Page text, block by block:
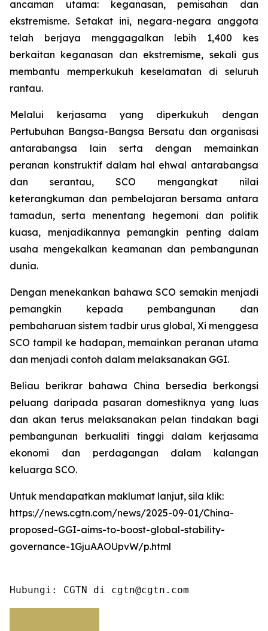
ancaman utama: keganasan, pemisahan dan
ekstremisme. Setakat ini, negara-negara anggota
telah berjaya menggagalkan lebih 1,400 kes
berkaitan keganasan dan ekstremisme, sekali gus
membantu memperkukuh keselamatan di seluruh
rantau.
Melalui kerjasama yang diperkukuh dengan
Pertubuhan Bangsa-Bangsa Bersatu dan organisasi
antarabangsa lain serta dengan memainkan
peranan konstruktif dalam hal ehwal antarabangsa
dan serantau, SCO mengangkat nilai
keterangkuman dan pembelajaran bersama antara
tamadun, serta menentang hegemoni dan politik
kuasa, menjadikannya pemangkin penting dalam
usaha mengekalkan keamanan dan pembangunan
dunia.
Dengan menekankan bahawa SCO semakin menjadi
pemangkin kepada pembangunan dan
pembaharuan sistem tadbir urus global, Xi menggesa
SCO tampil ke hadapan, memainkan peranan utama
dan menjadi contoh dalam melaksanakan GGI.
Beliau berikrar bahawa China bersedia berkongsi
peluang daripada pasaran domestiknya yang luas
dan akan terus melaksanakan pelan tindakan bagi
pembangunan berkualiti tinggi dalam kerjasama
ekonomi dan perdagangan dalam kalangan
keluarga SCO.
Untuk mendapatkan maklumat lanjut, sila klik:
https://news.cgtn.com/news/2025-09-01/China-
proposed-GGI-aims-to-boost-global-stability-
governance-1GjuAAOUpvW/p.html
Hubungi: CGTN di cgtn@cgtn.com